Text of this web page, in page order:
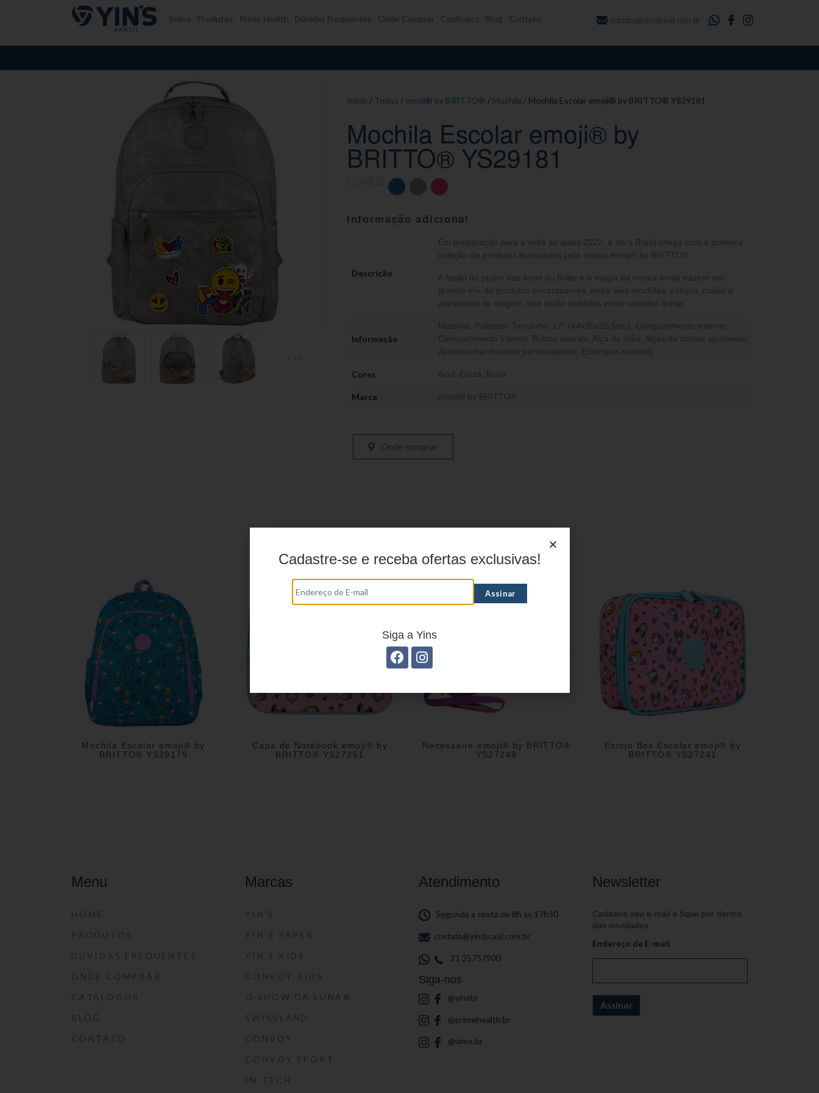
Pular para o conteúdo Sobre Produtos Prime Health Dúvidas Frequentes Onde Comprar Catálogos Blog Contato contato@yinsbrasil.com.br
Início / Todos / emoji® by BRITTO® / Mochila / Mochila Escolar emoji® by BRITTO® YS29181
Mochila Escolar emoji® by
BRITTO® YS29181
Informação adicional
Descrição
Em preparação para a volta às aulas 2022, a Yin’s Brasil chega com a primeira
coleção de produtos licenciados pela marca emoji® by BRITTO®.
A fusão do poder das artes do Britto e a magia da marca emoji trazem um
grande mix de produtos encantadores, entre eles mochilas, estojos, malas e
acessórios de viagem, que estão divididos entre variadas linhas.
Informação
Material: Poliéster, Tamanho: 17” (44x35x20,5cm), Compartimento externo,
Compartimento interno, Bolsos laterais, Alça de mão, Alças de costas ajustáveis,
Acompanha chaveiro personalizado, Estampas sortidas.
Cores Azul Cinza Rosa
Marca emoji® by BRITTO®
Onde comprar
Produtos relacionados
Mochila Escolar emoji® by
BRITTO® YS29179
Capa de Notebook emoji® by
BRITTO® YS27251
Necessaire emoji® by BRITTO®
YS27248
Estojo Box Escolar emoji® by
BRITTO® YS27241
Menu
HOME
PRODUTOS
DÚVIDAS FREQUENTES
ONDE COMPRAR
CATÁLOGOS
BLOG
CONTATO
Marcas
YIN’S
YIN’S PAPER
YIN’S KIDS
CONVOY KIDS
O SHOW DA LUNA®
SWISSLAND
CONVOY
CONVOY SPORT
IN-TECH
Atendimento
Segunda a sexta de 8h às 17h30
contato@yinsbrasil.com.br
21 35757900
Siga-nos
@yinsbr
@primehealth.br
@iamo.br
Newsletter
Cadastre seu e-mail e fique por dentro
das novidades
Endereço de E-mail
Cadastre-se e receba ofertas exclusivas!
Siga a Yins